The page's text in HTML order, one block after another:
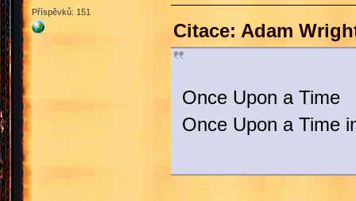
Příspěvků: 151
Citace: Adam
Once Upon a Time
Once Upon a Time